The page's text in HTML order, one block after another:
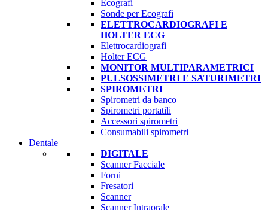
Ecografi
Sonde per Ecografi
ELETTROCARDIOGRAFI E
HOLTER ECG
Elettrocardiografi
Holter ECG
MONITOR MULTIPARAMETRICI
PULSOSSIMETRI E SATURIMETRI
SPIROMETRI
Spirometri da banco
Spirometri portatili
Accessori spirometri
Consumabili spirometri
Dentale
DIGITALE
Scanner Facciale
Forni
Fresatori
Scanner
Scanner Intraorale